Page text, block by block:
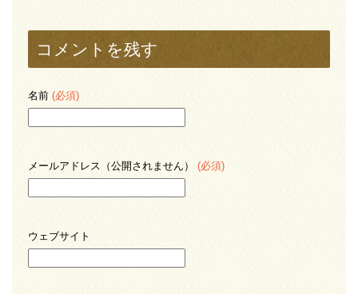
コメントを残す
名前 (必須)
メールアドレス（公開されません） (必須)
ウェブサイト